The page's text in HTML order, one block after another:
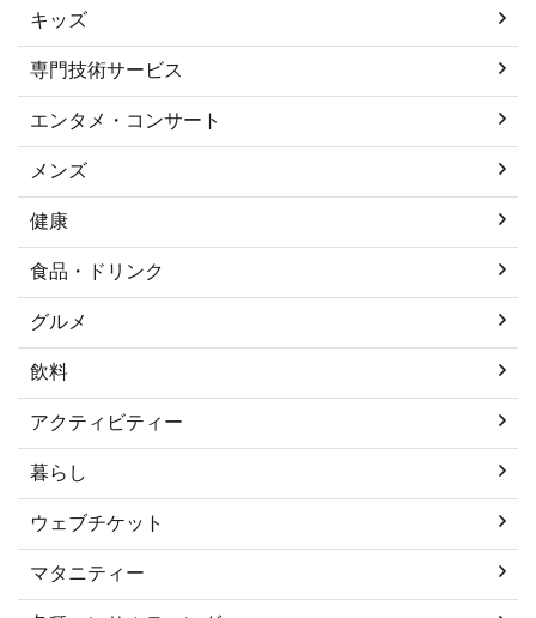
キッズ
専門技術サービス
エンタメ・コンサート
メンズ
健康
食品・ドリンク
グルメ
飲料
アクティビティー
暮らし
ウェブチケット
マタニティー